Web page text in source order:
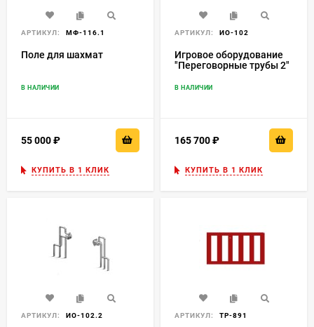
АРТИКУЛ: МФ-116.1
Поле для шахмат
В НАЛИЧИИ
55 000
КУПИТЬ В 1 КЛИК
АРТИКУЛ: ИО-102
Игровое оборудование
"Переговорные трубы 2"
В НАЛИЧИИ
165 700
КУПИТЬ В 1 КЛИК
АРТИКУЛ: ИО-102.2 АРТИКУЛ: ТР-891